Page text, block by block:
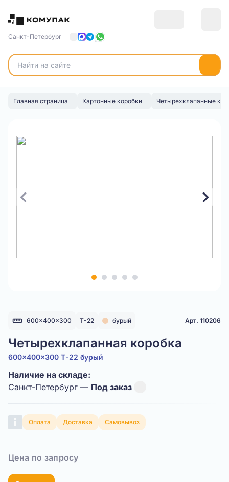
Санкт-Петербург
Главная страница Картонные коробки Четырехклапанные
600x400x300 Т-22 бурый Арт. 110206
Четырехклапанная коробка
600x400x300 Т-22 бурый
Наличие на складе:
Санкт-Петербург — Под заказ
Оплата Доставка Самовывоз
Цена по запросу